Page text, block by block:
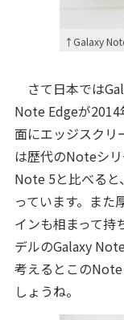
↑Galaxy
さて日本では
Note Edgeが
面にエッジスクリ
は歴代のNoteシリ
Note 5と比べる
っています。また
インも相まって持
デルのGalaxy
考えるとこの
しょうね。